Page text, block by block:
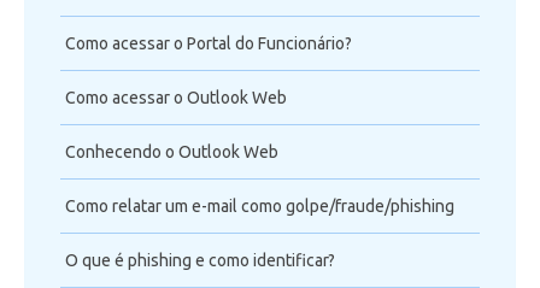
Como acessar o Portal do Funcionário?
Como acessar o Outlook Web
Conhecendo o Outlook Web
Como relatar um e-mail como golpe/fraude/phishing
O que é phishing e como identificar?